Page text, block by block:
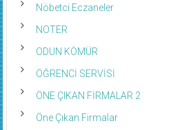
Nöbetci Eczaneler
NOTER
ODUN KÖMÜR
ÖĞRENCİ SERVİSİ
ÖNE ÇIKAN FİRMALAR 2
Öne Çıkan Firmalar